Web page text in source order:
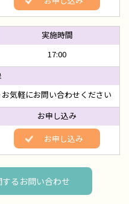
17:00
気軽にお問い合わせください
お申し込み
るお問い合わせ